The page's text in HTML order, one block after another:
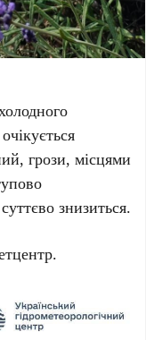
грози, місцями
знизиться.